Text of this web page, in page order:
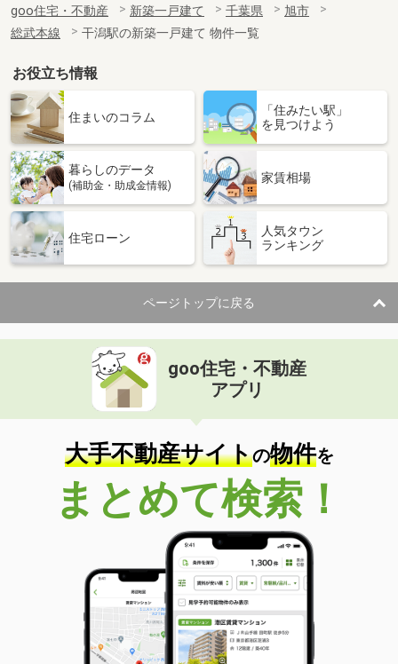
goo住宅・不動産 新築一戸建て 千葉県
旭市
総武本線
干潟駅の新築一戸建て 物件一覧
お役立ち情報
住まいのコラム
「住みたい駅」
を見つけよう
暮らしのデータ
(補助金・助成金情報)
家賃相場
住宅ローン
人気タウン
ランキング
ページトップに戻る
goo住宅・不動産
アプリ
大手不動産サイトの物件を
まとめて検索！